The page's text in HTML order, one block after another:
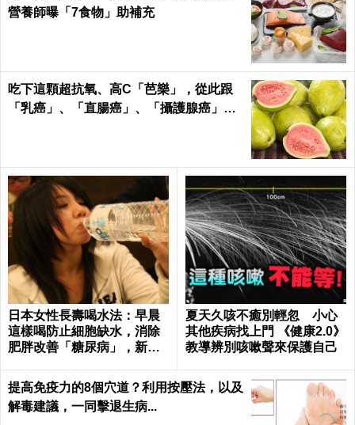
營養師曝「7食物」助補充
吃下這顆超抗氧、高C「芭樂」，從此跟
「乳癌」、「直腸癌」、「攝護腺癌」、
日本女性長壽喝水法：早晨
這樣喝防止細胞缺水，消除
肥胖改善「糖尿病」，新陳
夏天久咳不癒別輕忽 小心
其他疾病找上門 《健康2.0》
教導辨別咳嗽聲來保護自己
提高免疫力的8個穴道？利用按壓法，以及
解毒建議，一同擊退生病...